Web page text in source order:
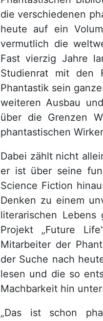
die verschiedenen
heute auf ein
vermutlich die
Fast vierzig Jahre
Studienrat mit den
Phantastik sein
weiteren Ausbau
über die Grenzen
phantastischen
Dabei zählt nicht
er ist über seine
Science Fiction
Denken zu einem
literarischen
Projekt „Future
Mitarbeiter der
der Suche nach
lesen und die so
Machbarkeit hin
„Das ist schon